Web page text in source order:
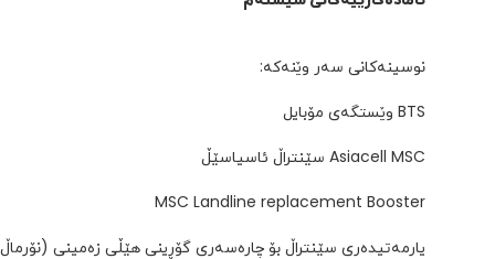
نوسینەکانی سەر وێنەکە:
BTS وێستگەی مۆبایل
Asiacell MSC سێنتراڵ ئاسیاسێڵ
MSC Landline replacement Booster
یارمەتیدەری سێنتراڵ بۆ چارەسەری گۆڕینی هێڵی زەمینی